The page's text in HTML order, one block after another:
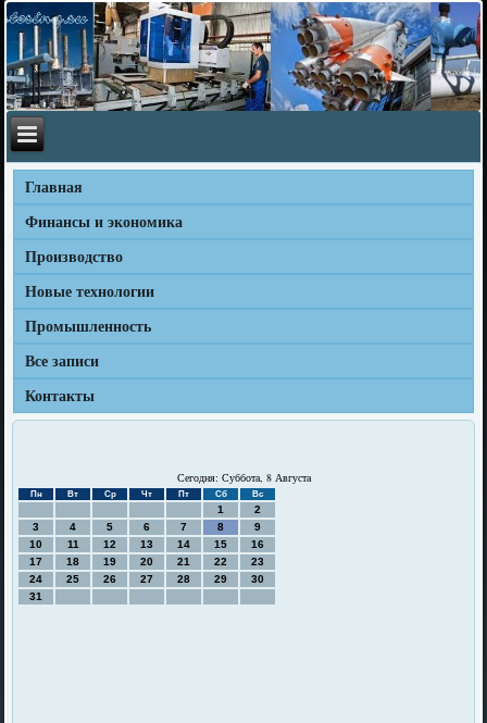
Главная
Финансы и экономика
Производство
Новые технологии
Промышленность
Все записи
Контакты
Сегодня: Суббота, 8 Августа
Пн Вт Ср Чт Пт Сб Вс
1
2
3
4 5 6 7 8
9
10
11 12 13 14 15
16
17
18 19 20 21 22
23
24
25 26 27 28 29
30
31